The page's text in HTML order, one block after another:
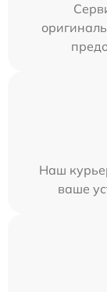
Наш
ваше